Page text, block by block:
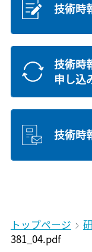
技術時
技術時
申し込
技術時
トップページ
381_04.pdf